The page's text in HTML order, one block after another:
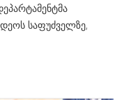
საფუძველზე,